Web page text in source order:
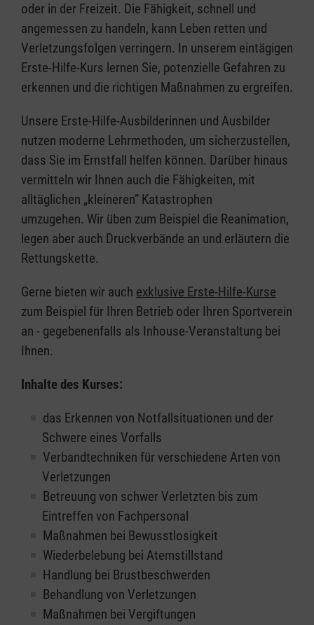
oder in der Freizeit. Die Fähigkeit, schnell und
angemessen zu handeln, kann Leben retten und
Verletzungsfolgen verringern. In unserem eintägigen
Erste-Hilfe-Kurs lernen Sie, potenzielle Gefahren zu
erkennen und die richtigen Maßnahmen zu ergreifen.
Unsere Erste-Hilfe-Ausbilderinnen und Ausbilder
nutzen moderne Lehrmethoden, um sicherzustellen,
dass Sie im Ernstfall helfen können. Darüber hinaus
vermitteln wir Ihnen auch die Fähigkeiten, mit
alltäglichen „kleineren” Katastrophen
umzugehen. Wir üben zum Beispiel die Reanimation,
legen aber auch Druckverbände an und erläutern die
Rettungskette.
Gerne bieten wir auch exklusive Erste-Hilfe-Kurse
zum Beispiel für Ihren Betrieb oder Ihren Sportverein
an - gegebenenfalls als Inhouse-Veranstaltung bei
Ihnen.
Inhalte des Kurses:
das Erkennen von Notfallsituationen und der
Schwere eines Vorfalls
Verbandtechniken für verschiedene Arten von
Verletzungen
Betreuung von schwer Verletzten bis zum
Eintreffen von Fachpersonal
Maßnahmen bei Bewusstlosigkeit
Wiederbelebung bei Atemstillstand
Handlung bei Brustbeschwerden
Behandlung von Verletzungen
Maßnahmen bei Vergiftungen